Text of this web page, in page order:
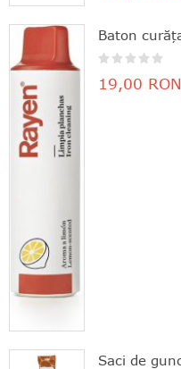
19,00 RON